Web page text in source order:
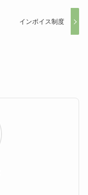
インボイス制度